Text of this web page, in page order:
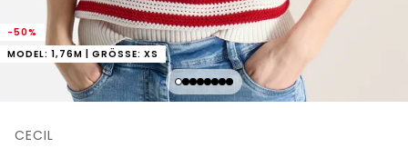
-50%
MODEL: 1,76M | GRÖSSE: XS
CECIL